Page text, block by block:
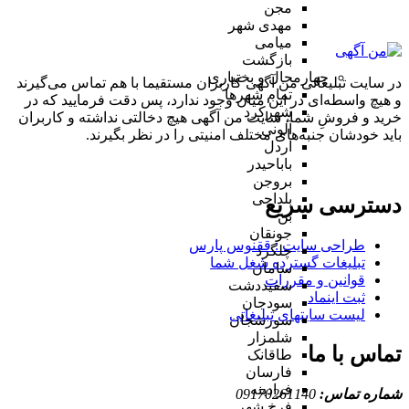
مجن
مهدی شهر
میامی
بازگشت
چهارمحال و بختیاری
تمام شهر‌ها
شهرکرد
آلونی
اردل
باباحیدر
بروجن
بلداجی
بن
جونقان
چلگرد
سامان
سفیددشت
سودجان
سورشجان
شلمزار
طاقانک
فارسان
فرادبنه
در سایت تبلیغاتی من آگهی کاربران مستقیما با هم تماس می‌گیرند
و هیچ واسطه‌ای در این میان وجود ندارد، پس دقت فرمایید که در
خرید و فروشِ شما، سایت من آگهی هیچ دخالتی نداشته و کاربران
باید خودشان جنبه‌های مختلف امنیتی را در نظر بگیرند.
دسترسی سریع
طراحی سایت :‌ ققنوس پارس
تبلیغات گسترده شغل شما
قوانین و مقررات
ثبت اینماد
لیست سایتهای تبلیغاتی
تماس با ما
شماره تماس: 09170261140